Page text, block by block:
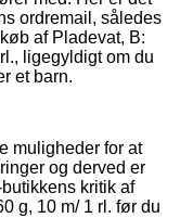
ordremail, således
af Pladevat, B:
ligegyldigt om du
et barn.
muligheder for at
og derved er
kritik af
g, 10 m/ 1 rl. før du